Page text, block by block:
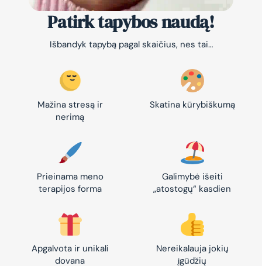
Patirk tapybos naudą!
Išbandyk tapybą pagal skaičius, nes tai…
Mažina stresą ir
nerimą
Skatina kūrybiškumą
Prieinama meno
terapijos forma
Galimybė išeiti
„atostogų“ kasdien
Apgalvota ir unikali
dovana
Nereikalauja jokių
įgūdžių